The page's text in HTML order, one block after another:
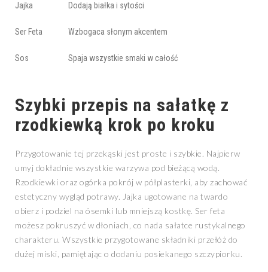
Jajka Dodają białka i sytości
Ser Feta Wzbogaca słonym akcentem
Sos Spaja wszystkie smaki w całość
Szybki przepis na sałatkę z
rzodkiewką krok po kroku
Przygotowanie tej przekąski jest proste i szybkie. Najpierw
umyj dokładnie wszystkie warzywa pod bieżącą wodą.
Rzodkiewki oraz ogórka pokrój w półplasterki, aby zachować
estetyczny wygląd potrawy. Jajka ugotowane na twardo
obierz i podziel na ósemki lub mniejszą kostkę. Ser feta
możesz pokruszyć w dłoniach, co nada sałatce rustykalnego
charakteru. Wszystkie przygotowane składniki przełóż do
dużej miski, pamiętając o dodaniu posiekanego szczypiorku.